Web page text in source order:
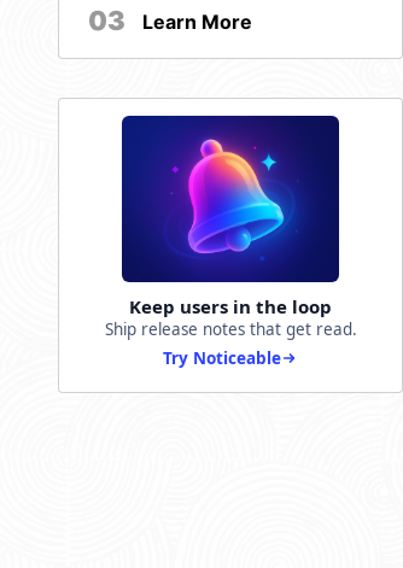
03 Learn More
Keep users in the loop
Ship release notes that get read.
Try Noticeable